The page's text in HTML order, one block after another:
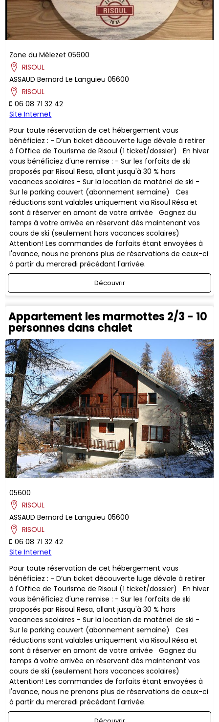
Zone du Mélezet 05600
RISOUL
ASSAUD Bernard Le Languieu 05600
RISOUL
06 08 71 32 42
Site Internet
Pour toute réservation de cet hébergement vous
bénéficiez : - D’un ticket découverte luge dévale à retirer
à l'Office de Tourisme de Risoul (1 ticket/dossier) En hiver
vous bénéficiez d'une remise : - Sur les forfaits de ski
proposés par Risoul Resa, allant jusqu'à 30 % hors
vacances scolaires - Sur la location de matériel de ski -
Sur le parking couvert (abonnement semaine) ​Ces
réductions sont valables uniquement via Risoul Résa et
sont à réserver en amont de votre arrivée Gagnez du
temps à votre arrivée en réservant dès maintenant vos
cours de ski (seulement hors vacances scolaires)
Attention! Les commandes de forfaits étant envoyées à
l'avance, nous ne prenons plus de réservations de ceux-ci
à partir du mercredi précédant l'arrivée.
Découvrir
Appartement les marmottes 2/3 - 10
personnes dans chalet
05600
RISOUL
ASSAUD Bernard Le Languieu 05600
RISOUL
06 08 71 32 42
Site Internet
Pour toute réservation de cet hébergement vous
bénéficiez : - D’un ticket découverte luge dévale à retirer
à l'Office de Tourisme de Risoul (1 ticket/dossier) En hiver
vous bénéficiez d'une remise : - Sur les forfaits de ski
proposés par Risoul Resa, allant jusqu'à 30 % hors
vacances scolaires - Sur la location de matériel de ski -
Sur le parking couvert (abonnement semaine) ​Ces
réductions sont valables uniquement via Risoul Résa et
sont à réserver en amont de votre arrivée Gagnez du
temps à votre arrivée en réservant dès maintenant vos
cours de ski (seulement hors vacances scolaires)
Attention! Les commandes de forfaits étant envoyées à
l'avance, nous ne prenons plus de réservations de ceux-ci
à partir du mercredi précédant l'arrivée.